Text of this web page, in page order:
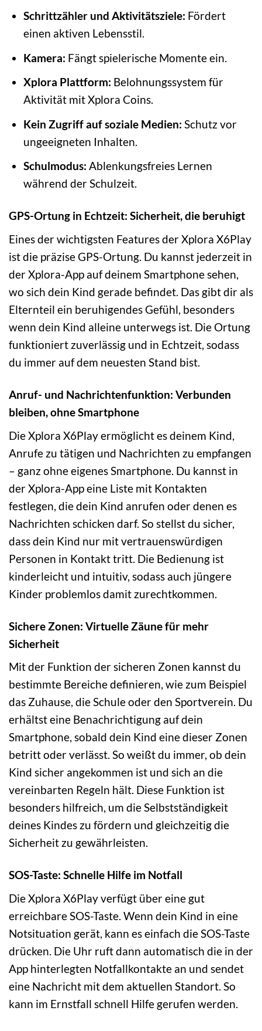
Schrittzähler und Aktivitätsziele: Fördert
einen aktiven Lebensstil.
Kamera: Fängt spielerische Momente ein.
Xplora Plattform: Belohnungssystem für
Aktivität mit Xplora Coins.
Kein Zugriff auf soziale Medien: Schutz vor
ungeeigneten Inhalten.
Schulmodus: Ablenkungsfreies Lernen
während der Schulzeit.
GPS-Ortung in Echtzeit: Sicherheit, die beruhigt
Eines der wichtigsten Features der Xplora X6Play
ist die präzise GPS-Ortung. Du kannst jederzeit in
der Xplora-App auf deinem Smartphone sehen,
wo sich dein Kind gerade befindet. Das gibt dir als
Elternteil ein beruhigendes Gefühl, besonders
wenn dein Kind alleine unterwegs ist. Die Ortung
funktioniert zuverlässig und in Echtzeit, sodass
du immer auf dem neuesten Stand bist.
Anruf- und Nachrichtenfunktion: Verbunden
bleiben, ohne Smartphone
Die Xplora X6Play ermöglicht es deinem Kind,
Anrufe zu tätigen und Nachrichten zu empfangen
– ganz ohne eigenes Smartphone. Du kannst in
der Xplora-App eine Liste mit Kontakten
festlegen, die dein Kind anrufen oder denen es
Nachrichten schicken darf. So stellst du sicher,
dass dein Kind nur mit vertrauenswürdigen
Personen in Kontakt tritt. Die Bedienung ist
kinderleicht und intuitiv, sodass auch jüngere
Kinder problemlos damit zurechtkommen.
Sichere Zonen: Virtuelle Zäune für mehr
Sicherheit
Mit der Funktion der sicheren Zonen kannst du
bestimmte Bereiche definieren, wie zum Beispiel
das Zuhause, die Schule oder den Sportverein. Du
erhältst eine Benachrichtigung auf dein
Smartphone, sobald dein Kind eine dieser Zonen
betritt oder verlässt. So weißt du immer, ob dein
Kind sicher angekommen ist und sich an die
vereinbarten Regeln hält. Diese Funktion ist
besonders hilfreich, um die Selbstständigkeit
deines Kindes zu fördern und gleichzeitig die
Sicherheit zu gewährleisten.
SOS-Taste: Schnelle Hilfe im Notfall
Die Xplora X6Play verfügt über eine gut
erreichbare SOS-Taste. Wenn dein Kind in eine
Notsituation gerät, kann es einfach die SOS-Taste
drücken. Die Uhr ruft dann automatisch die in der
App hinterlegten Notfallkontakte an und sendet
eine Nachricht mit dem aktuellen Standort. So
kann im Ernstfall schnell Hilfe gerufen werden.